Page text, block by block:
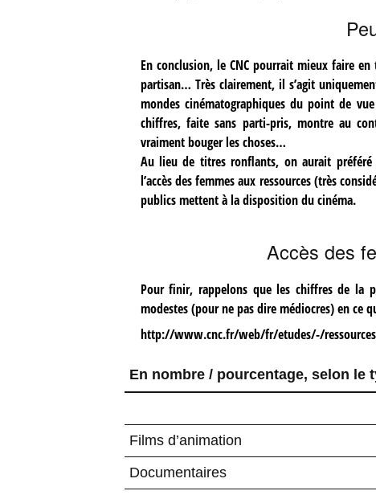
En conclusion, le CNC pourrait mieux faire
partisan… Très clairement, il s’agit
mondes cinématographiques du point de
chiffres, faite sans parti-pris, montre au
vraiment bouger les choses…
Au lieu de titres ronflants, on aurait préféré
l’accès des femmes aux ressources (très
publics mettent à la disposition du cinéma.
Accès des
Pour finir, rappelons que les chiffres de la
modestes (pour ne pas dire médiocres) en ce
http://www.cnc.fr/web/fr/etudes/-/
En nombre / pourcentage, selon le
Films d’animation
Documentaires